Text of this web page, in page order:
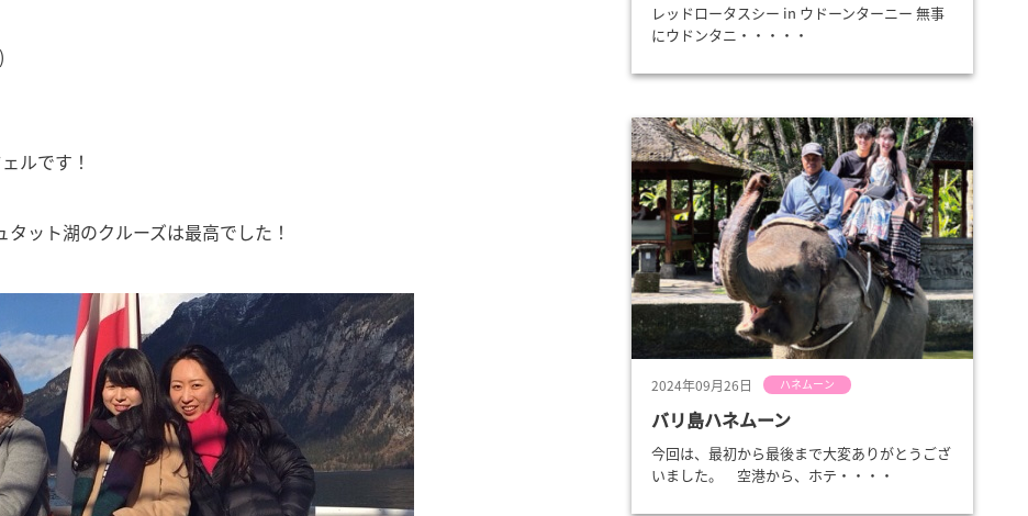
ルです！
ット湖のクルーズは最高でした！
レッドロータスシー in ウドーンターニー 無事
にウドンタニ・・・・・
2024年09月26日 ハネムーン
バリ島ハネムーン
今回は、最初から最後まで大変ありがとうござ
いました。 空港から、ホテ・・・・